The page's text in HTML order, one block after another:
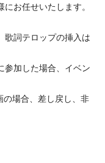
お任せいたします。
歌詞テロップの挿入は
参加した場合、イベン
場合、差し戻し、非